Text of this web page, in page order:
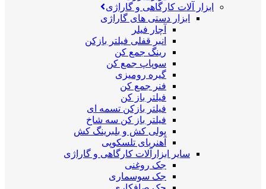
ابزار آلات کارگاهی و گاراژی
ابزار دستی های گاراژی
آچار فیلر
انبر قفلی فیلتر بازکن
رینگ جمع کن
سوپاپ جمع کن
گیره رومیزی
فنر جمع کن
فیلتر باز کن
فیلتر بازکن تسمه ای
فیلتر باز کن سه شاخ
پولی کش و بلبرینگ کش
آهنربای تلسکوپی
سایر ابزارآلات کارگاهی و گاراژی
جک روغنی
جک سوسماری